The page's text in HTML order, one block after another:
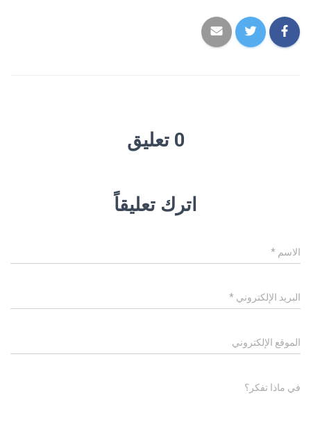
0 تعليق
اترك تعليقاً
الاسم *
البريد الإلكتروني *
الموقع الإلكتروني
في ماذا تفكر؟